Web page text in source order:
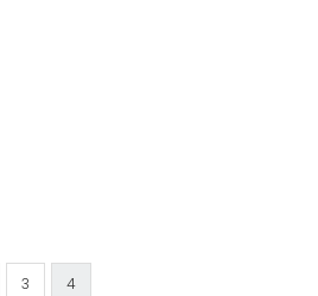
3 4